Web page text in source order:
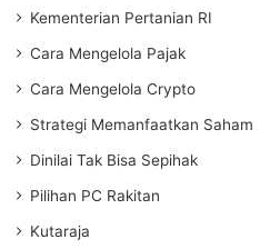
Kementerian Pertanian RI
Cara Mengelola Pajak
Cara Mengelola Crypto
Strategi Memanfaatkan Saham
Dinilai Tak Bisa Sepihak
Pilihan PC Rakitan
Kutaraja